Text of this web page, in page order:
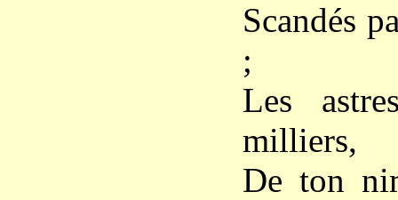
Scandés
;
Les
milliers,
De ton